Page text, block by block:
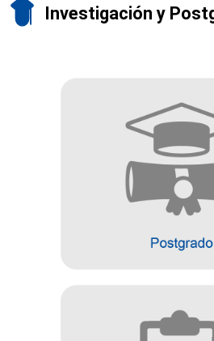
Investigación y